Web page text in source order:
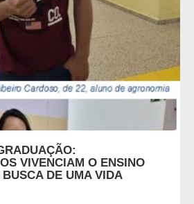
VIVENCIAM O ENSINO
DE UMA VIDA